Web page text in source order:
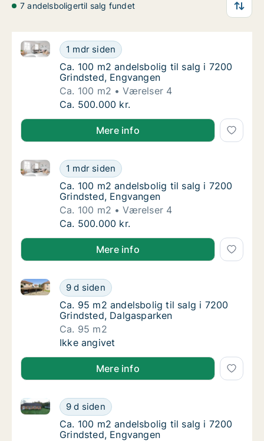
7 andelsboligertil salg fundet
Ca. 100 m2 andelsbolig til salg i 7200
1 mdr siden
Ca. 100 m2 andelsbolig til salg i 7200 Grindsted,
Ca. 100 m2 andelsbolig til salg i 7200
Ca. 100 m2 andelsbolig til salg i 7200
Grindsted, Engvangen
Ca. 100 m2
Værelser 4
Ca. 100 m2 andelsbolig til salg i 7200
Ca. 500.000 kr.
Mere info
Ca. 100 m2 andelsbolig til salg i 7200
1 mdr siden
Ca. 100 m2 andelsbolig til salg i 7200 Grindsted,
Ca. 100 m2 andelsbolig til salg i 7200
Ca. 100 m2 andelsbolig til salg i 7200
Grindsted, Engvangen
Ca. 100 m2
Værelser 4
Ca. 100 m2 andelsbolig til salg i 7200
Ca. 500.000 kr.
Mere info
Ca. 95 m2 andelsbolig til salg i 7200
9 d siden
Ca. 95 m2 andelsbolig til salg i 7200 Grindsted,
Ca. 95 m2 andelsbolig til salg i 7200
Ca. 95 m2 andelsbolig til salg i 7200
Grindsted, Dalgasparken
Ca. 95 m2
Ca. 95 m2 andelsbolig til salg i 7200
Ikke angivet
Mere info
Ca. 100 m2 andelsbolig til salg i 7200
9 d siden
Ca. 100 m2 andelsbolig til salg i 7200 Grindsted,
Ca. 100 m2 andelsbolig til salg i 7200
Ca. 100 m2 andelsbolig til salg i 7200
Grindsted, Engvangen